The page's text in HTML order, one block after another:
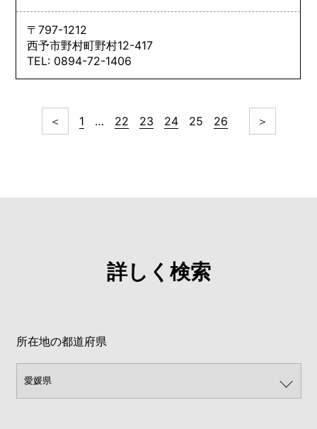
〒797-1212
西予市野村町野村12-417
TEL: 0894-72-1406
＜ 1 … 22 23 24 25 26 ＞
詳しく検索
所在地の都道府県